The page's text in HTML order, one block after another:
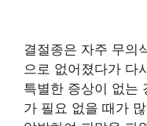
결절종은 자주 무의
으로 없어졌다가 다
특별한 증상이 없는
가 필요 없을 때가